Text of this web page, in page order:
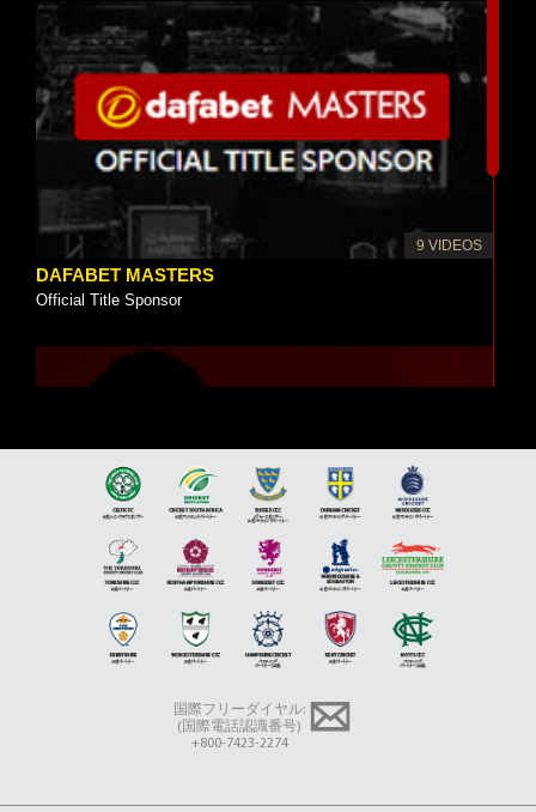
9 VIDEOS
DAFABET MASTERS
Official Title Sponsor
5 VIDEOS
JIMMY WHITE
Brand Ambassador
国際フリーダイヤル:
(国際電話認識番号)
+800-7423-2274